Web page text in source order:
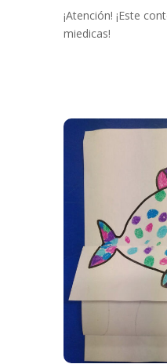
¡Atención! ¡Este
miedicas!